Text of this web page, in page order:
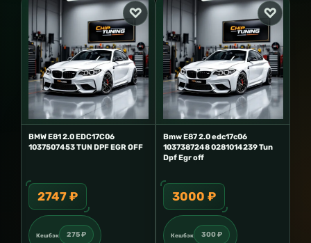
BMW E81 2.0 EDC17C06
1037507453 TUN DPF EGR OFF
2747 ₽
Кешбэк 275 ₽
Bmw E87 2.0 edc17c06
1037387248 0281014239 Tun
Dpf Egr off
3000 ₽
Кешбэк 300 ₽